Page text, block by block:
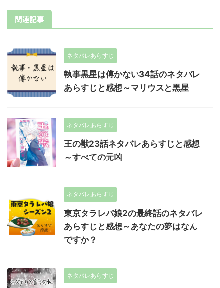
関連記事
ネタバレあらすじ
執事黒星は傅かない34話のネタバレ
あらすじと感想～マリウスと黒星
ネタバレあらすじ
王の獣23話ネタバレあらすじと感想
～すべての元凶
ネタバレあらすじ
東京タラレバ娘2の最終話のネタバレ
あらすじと感想～あなたの夢はなん
ですか？
ネタバレあらすじ